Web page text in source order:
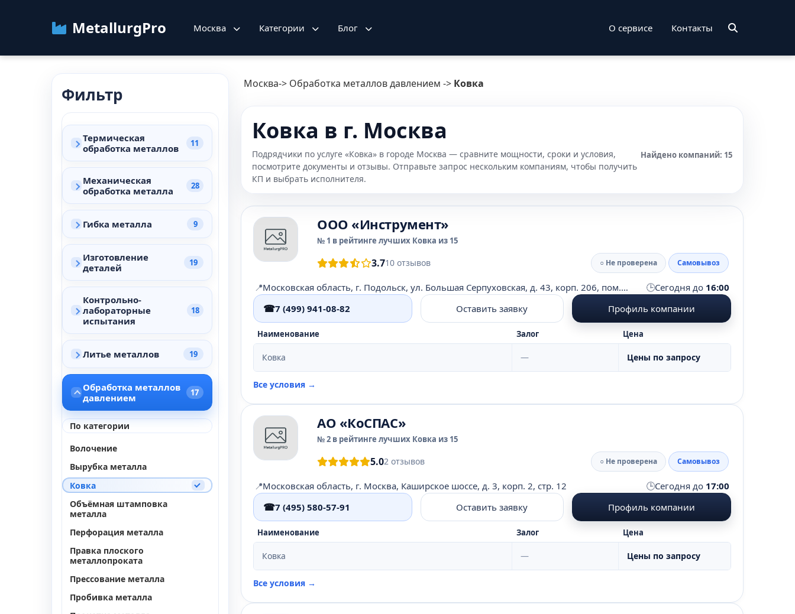
MetallurgPro Москва Категории Блог О сервисе Контакты
Фильтр
Термическая
обработка металлов
11
Механическая
обработка металла
28
Гибка металла 9
Изготовление
деталей
19
Контрольно-
лабораторные
испытания
18
Литье металлов 19
Обработка металлов
давлением
17
По категории
Волочение
Вырубка металла
Ковка
Объёмная штамповка
металла
Перфорация металла
Правка плоского
металлопроката
Прессование металла
Пробивка металла
Москва-> Обработка металлов давлением -> Ковка
Ковка в г. Москва
Подрядчики по услуге «Ковка» в городе Москва — сравните мощности, сроки и условия,
посмотрите документы и отзывы. Отправьте запрос нескольким компаниям, чтобы получить
КП и выбрать исполнителя.
Найдено компаний: 15
OOO «Инструмент»
№ 1 в рейтинге лучших Ковка из 15
3.710 отзывов ○ Не проверена Самовывоз
📍 Московская область, г. Подольск, ул. Большая Серпуховская, д. 43, корп. 206, пом. 1, оф. 7 🕒Сегодня до 16:00
☎7 (499) 941-08-82 Оставить заявку Профиль компании
Наименование Залог Цена
Ковка — Цены по запросу
Все условия →
АО «КоСПАС»
№ 2 в рейтинге лучших Ковка из 15
5.02 отзывов ○ Не проверена Самовывоз
📍Московская область, г. Москва, Каширское шоссе, д. 3, корп. 2, стр. 12 🕒Сегодня до 17:00
☎7 (495) 580-57-91 Оставить заявку Профиль компании
Наименование Залог Цена
Ковка — Цены по запросу
Все условия →